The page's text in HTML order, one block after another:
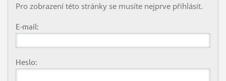
Pro zobrazení této stránky se musíte nejprve přihlásit.
E-mail:
Heslo: